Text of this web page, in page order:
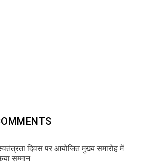
दिवस पर आयोजित मुख्य समारोह में
सम्मान